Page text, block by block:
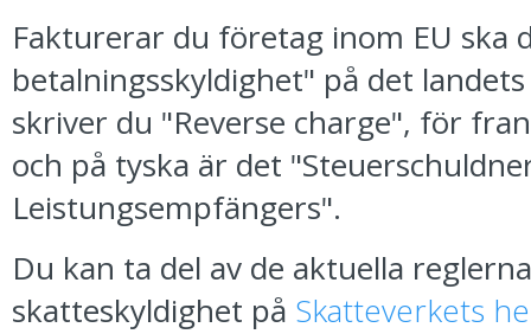
Fakturerar du företag inom EU ska
betalningsskyldighet" på det
skriver du "Reverse charge", för
och på tyska är det
Leistungsempfängers".
Du kan ta del av de aktuella
skatteskyldighet på Skatteverkets